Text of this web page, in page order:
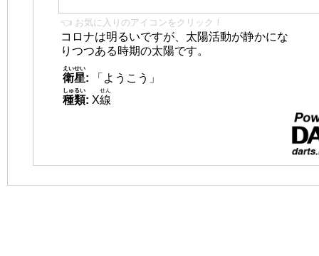
👈 お気に入りのアイコンをクリック！
コロナは明るいですが、太陽活動が静かにな
りつつある時期の太陽です。
衛星
えいせい
:
「ようこう」
種類
しゅるい
: X線
せん